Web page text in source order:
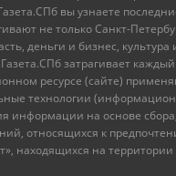
вы узнаете
не только Санкт-
деньги и бизнес, культура
затрагивает
ресурсе (сайте)
технологии
информации на основе
относящихся к
находящихся на территории